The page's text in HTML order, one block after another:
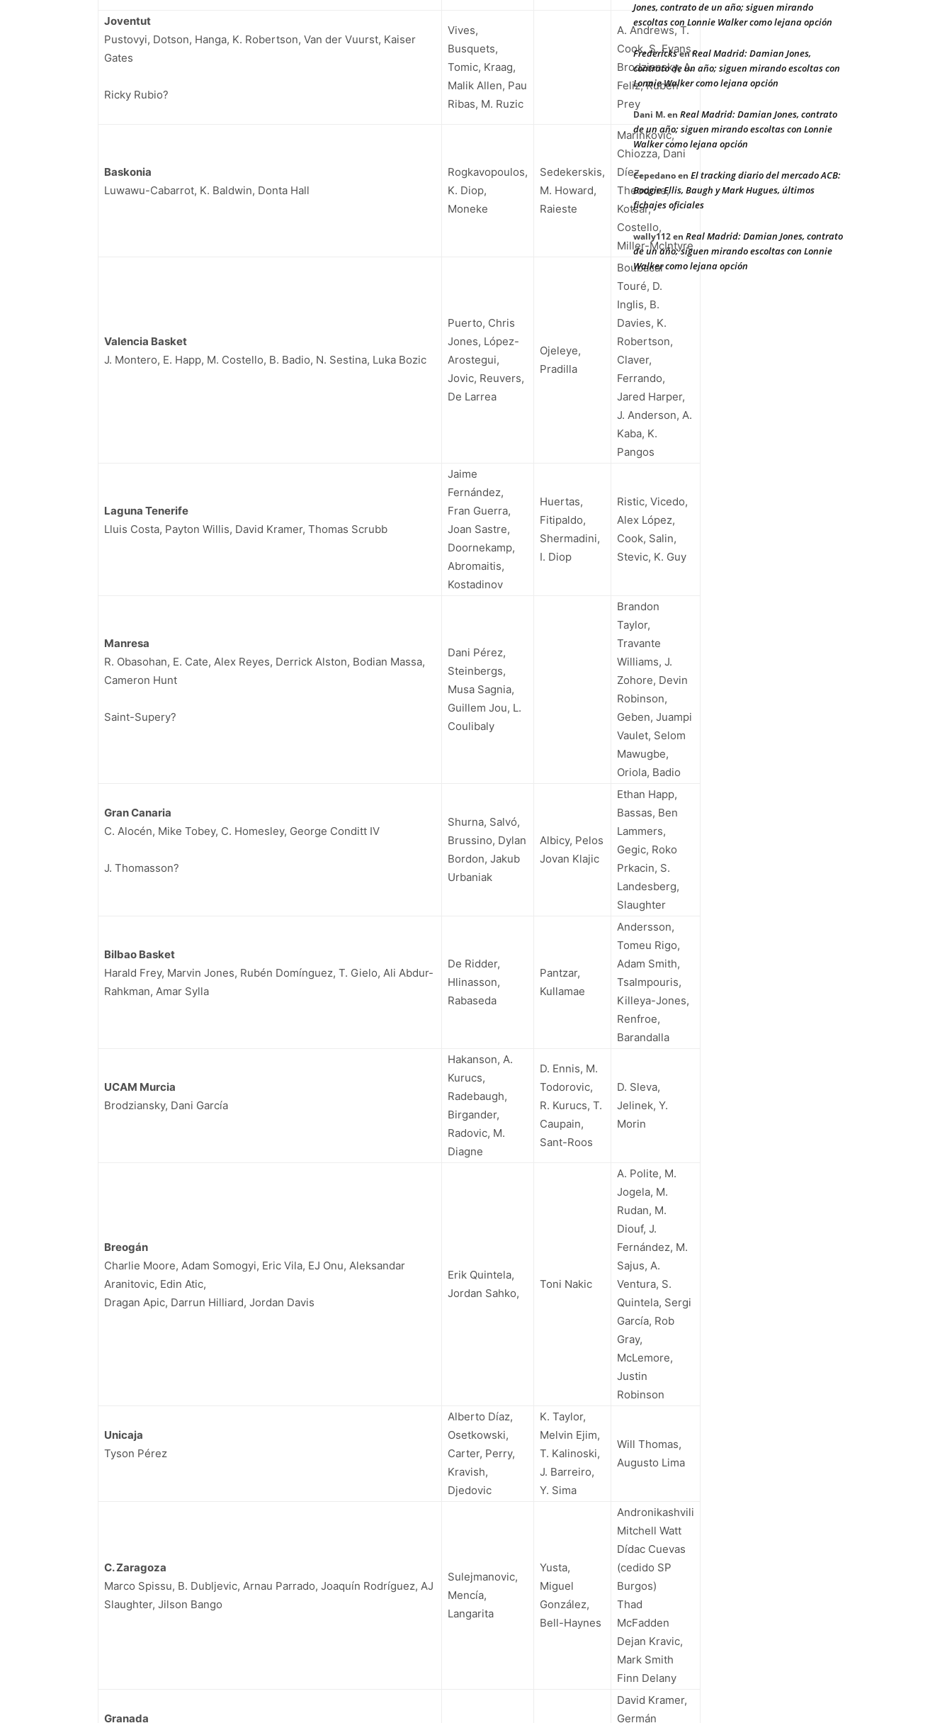
Joventut
Pustovyi, Dotson, Hanga, K. Robertson, Van der Vuurst, Kaiser
Gates
Ricky Rubio?
Vives,
Busquets,
Tomic, Kraag,
Malik Allen, Pau
Ribas, M. Ruzic
A. Andrews, T.
Cook, S. Evans,
Brodziansky, A.
Feliz, Rubén
Prey
Baskonia
Luwawu-Cabarrot, K. Baldwin, Donta Hall
Rogkavopoulos,
K. Diop,
Moneke
Sedekerskis,
M. Howard,
Raieste
Marinkovic,
Chiozza, Dani
Díez,
Theodore,
Kotsar,
Costello,
Miller-McIntyre
Valencia Basket
J. Montero, E. Happ, M. Costello, B. Badio, N. Sestina, Luka Bozic
Puerto, Chris
Jones, López-
Arostegui,
Jovic, Reuvers,
De Larrea
Ojeleye,
Pradilla
Boubacar
Touré, D.
Inglis, B.
Davies, K.
Robertson,
Claver,
Ferrando,
Jared Harper,
J. Anderson, A.
Kaba, K.
Pangos
Laguna Tenerife
Lluis Costa, Payton Willis, David Kramer, Thomas Scrubb
Jaime
Fernández,
Fran Guerra,
Joan Sastre,
Doornekamp,
Abromaitis,
Kostadinov
Huertas,
Fitipaldo,
Shermadini,
I. Diop
Ristic, Vicedo,
Alex López,
Cook, Salin,
Stevic, K. Guy
Manresa
R. Obasohan, E. Cate, Alex Reyes, Derrick Alston, Bodian Massa,
Cameron Hunt
Saint-Supery?
Dani Pérez,
Steinbergs,
Musa Sagnia,
Guillem Jou, L.
Coulibaly
Brandon
Taylor,
Travante
Williams, J.
Zohore, Devin
Robinson,
Geben, Juampi
Vaulet, Selom
Mawugbe,
Oriola, Badio
Gran Canaria
C. Alocén, Mike Tobey, C. Homesley, George Conditt IV
J. Thomasson?
Shurna, Salvó,
Brussino, Dylan
Bordon, Jakub
Urbaniak
Albicy, Pelos
Jovan Klajic
Ethan Happ,
Bassas, Ben
Lammers,
Gegic, Roko
Prkacin, S.
Landesberg,
Slaughter
Bilbao Basket
Harald Frey, Marvin Jones, Rubén Domínguez, T. Gielo, Ali Abdur-
Rahkman, Amar Sylla
De Ridder,
Hlinasson,
Rabaseda
Pantzar,
Kullamae
Andersson,
Tomeu Rigo,
Adam Smith,
Tsalmpouris,
Killeya-Jones,
Renfroe,
Barandalla
UCAM Murcia
Brodziansky, Dani García
Hakanson, A.
Kurucs,
Radebaugh,
Birgander,
Radovic, M.
Diagne
D. Ennis, M.
Todorovic,
R. Kurucs, T.
Caupain,
Sant-Roos
D. Sleva,
Jelinek, Y.
Morin
Breogán
Charlie Moore, Adam Somogyi, Eric Vila, EJ Onu, Aleksandar
Aranitovic, Edin Atic,
Dragan Apic, Darrun Hilliard, Jordan Davis
Erik Quintela,
Jordan Sahko,
Toni Nakic
A. Polite, M.
Jogela, M.
Rudan, M.
Diouf, J.
Fernández, M.
Sajus, A.
Ventura, S.
Quintela, Sergi
García, Rob
Gray,
McLemore,
Justin
Robinson
Unicaja
Tyson Pérez
Alberto Díaz,
Osetkowski,
Carter, Perry,
Kravish,
Djedovic
K. Taylor,
Melvin Ejim,
T. Kalinoski,
J. Barreiro,
Y. Sima
Will Thomas,
Augusto Lima
C. Zaragoza
Marco Spissu, B. Dubljevic, Arnau Parrado, Joaquín Rodríguez, AJ
Slaughter, Jilson Bango
Sulejmanovic,
Mencía,
Langarita
Yusta,
Miguel
González,
Bell-Haynes
Andronikashvili
Mitchell Watt
Dídac Cuevas
(cedido SP
Burgos)
Thad
McFadden
Dejan Kravic,
Mark Smith
Finn Delany
Granada
David Kramer,
Germán
Jones, contrato de un año; siguen mirando
escoltas con Lonnie Walker como lejana opción
FredericksenReal Madrid: Damian Jones,
contrato de un año; siguen mirando escoltas con
Lonnie Walker como lejana opción
Dani M.en Real Madrid: Damian Jones, contrato
de un año; siguen mirando escoltas con Lonnie
Walker como lejana opción
Cepedanoen El tracking diario del mercado ACB:
Boogie Ellis, Baugh y Mark Hugues, últimos
fichajes oficiales
wally112en Real Madrid: Damian Jones, contrato
de un año; siguen mirando escoltas con Lonnie
Walker como lejana opción